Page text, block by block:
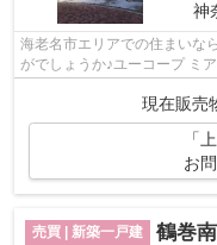
神
海老名市エリアでの住まいな
がでしょうか♪ユーコープ ミ
現在販売
「
お
売買 | 新築一戸建 鶴巻南